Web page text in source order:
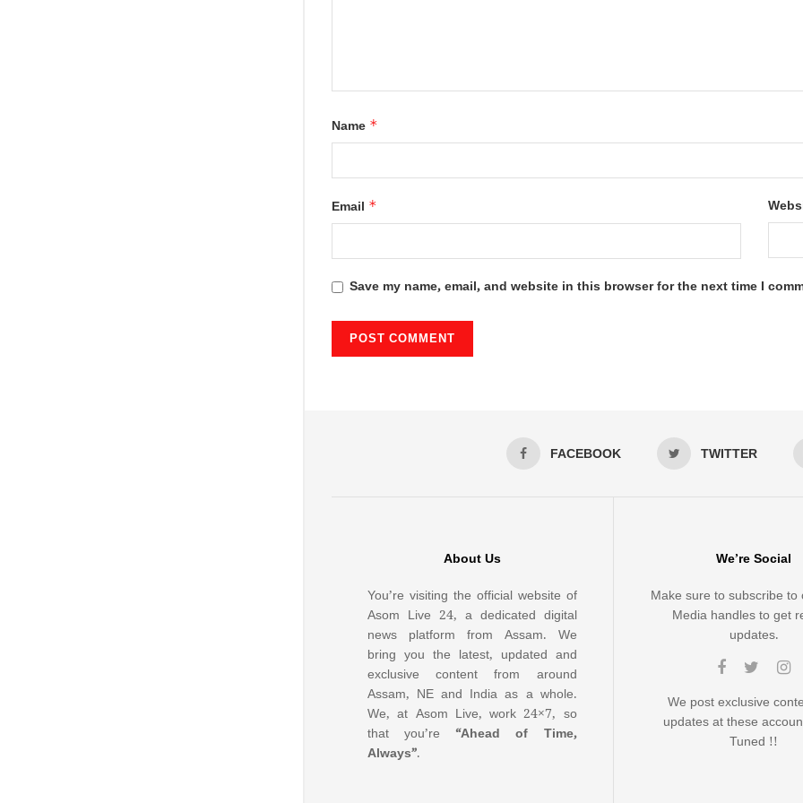
Name *
Email *
Save my name, email, and website in this browser for the next time I
FACEBOOK TWITTER
About Us
You’re visiting the official website of
Asom Live 24, a dedicated digital
news platform from Assam. We
bring you the latest, updated and
exclusive content from around
Assam, NE and India as a whole.
We, at Asom Live, work 24×7, so
that you’re“Ahead of Time,
Always”.
We’re Social
Make sure to subscribe to
Media handles to get
updates.
We post exclusive
updates at these
Tuned !!